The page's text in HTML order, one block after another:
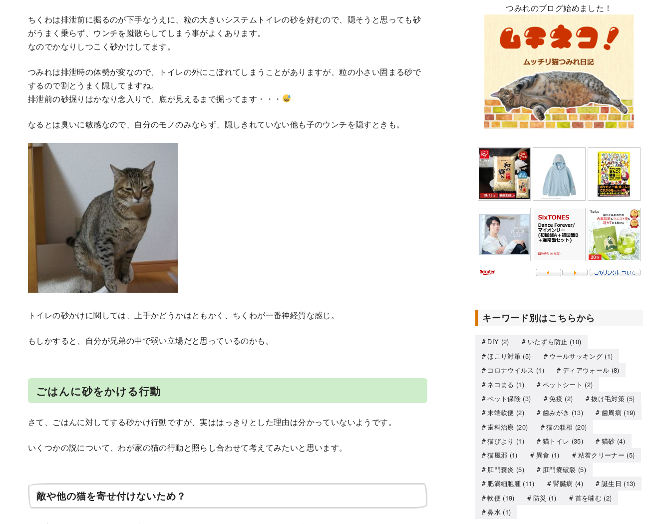
ちくわは排泄前に掘るのが下手なうえに、粒の大きいシステムトイレの砂を好むので、隠そうと思っても砂
がうまく乗らず、ウンチを蹴散らしてしまう事がよくあります。
なのでかなりしつこく砂かけしてます。
つみれは排泄時の体勢が変なので、トイレの外にこぼれてしまうことがありますが、粒の小さい固まる砂で
するので割とうまく隠してますね。
排泄前の砂掘りはかなり念入りで、底が見えるまで掘ってます・・・
なるとは臭いに敏感なので、自分のモノのみならず、隠しきれていない他も子のウンチを隠すときも。
トイレの砂かけに関しては、上手かどうかはともかく、ちくわが一番神経質な感じ。
もしかすると、自分が兄弟の中で弱い立場だと思っているのかも。
ごはんに砂をかける行動
さて、ごはんに対してする砂かけ行動ですが、実ははっきりとした理由は分かっていないようです。
いくつかの説について、わが家の猫の行動と照らし合わせて考えてみたいと思います。
敵や他の猫を寄せ付けないため？
つみれのブログ始めました！
キーワード別はこちらから
DIY (2) いたずら防止 (10)
ほこり対策(5) ウールサッキング(1)
コロナウイルス (1) ディアウォール (8)
ネコまる (1) ペットシート (2)
ペット保険(3) 免疫 (2) 抜け毛対策(5)
末端軟便 (2) 歯みがき (13) 歯周病 (19)
歯科治療 (20) 猫の粗相 (20)
猫びより (1) 猫トイレ (35) 猫砂 (4)
猫風邪 (1) 異食 (1) 粘着クリーナー (5)
肛門嚢炎 (5) 肛門嚢破裂 (5)
肥満細胞腫(11) 腎臓病 (4) 誕生日 (13)
軟便 (19) 防災 (1) 首を噛む (2)
鼻水(1)